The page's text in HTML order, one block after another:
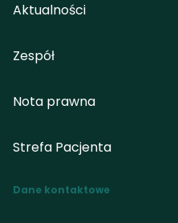
Aktualności
Zespół
Nota prawna
Strefa Pacjenta
Dane kontaktowe